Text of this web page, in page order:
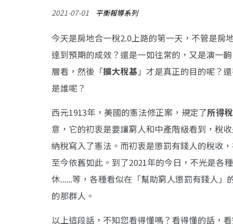
2021-07-01 平衡報導系列
今天是房地合一稅2.0上路的第一天，不管是房
達到預期的成效？還是一如往常的，又是演一
層看，然後「擴大稅基」才是真正的目的呢？
是誰呢？
西元1913年，美國的憲法修正案，規定了所得稅
意，它的初衷是要讓窮人和中產階級看到，稅
納稅寫入了憲法。而初衷是懲罰有錢人的稅收
至今依舊如此。到了2021年的今日，不光是各
休......等，各種看似在「幫助窮人懲罰有錢人
的那群人。
以上這段話，不知您看得懂嗎？看得懂的話，